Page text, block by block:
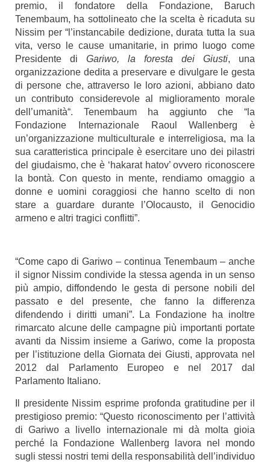
premio, il fondatore della Fondazione, Baruch
Tenembaum, ha sottolineato che la scelta è ricaduta su
Nissim per “l’instancabile dedizione, durata tutta la sua
vita, verso le cause umanitarie, in primo luogo come
Presidente di Gariwo, la foresta dei Giusti, una
organizzazione dedita a preservare e divulgare le gesta
di persone che, attraverso le loro azioni, abbiano dato
un contributo considerevole al miglioramento morale
dell’umanità“. Tenembaum ha aggiunto che “la
Fondazione Internazionale Raoul Wallenberg è
un’organizzazione multiculturale e interreligiosa, ma la
sua caratteristica principale è esercitare uno dei pilastri
del giudaismo, che è ‘hakarat hatov’ ovvero riconoscere
la bontà. Con questo in mente, rendiamo omaggio a
donne e uomini coraggiosi che hanno scelto di non
stare a guardare durante l’Olocausto, il Genocidio
armeno e altri tragici conflitti”.
“Come capo di Gariwo – continua Tenembaum – anche
il signor Nissim condivide la stessa agenda in un senso
più ampio, diffondendo le gesta di persone nobili del
passato e del presente, che fanno la differenza
difendendo i diritti umani”. La Fondazione ha inoltre
rimarcato alcune delle campagne più importanti portate
avanti da Nissim insieme a Gariwo, come la proposta
per l’istituzione della Giornata dei Giusti, approvata nel
2012 dal Parlamento Europeo e nel 2017 dal
Parlamento Italiano.
Il presidente Nissim esprime profonda gratitudine per il
prestigioso premio: “Questo riconoscimento per l’attività
di Gariwo a livello internazionale mi dà molta gioia
perché la Fondazione Wallenberg lavora nel mondo
sugli stessi nostri temi della responsabilità dell’individuo